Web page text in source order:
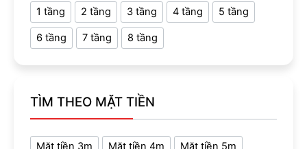
1 tầng 2 tầng 3 tầng 4 tầng 5 tầng
6 tầng 7 tầng 8 tầng
TÌM THEO MẶT TIỀN
Mặt tiền 3m Mặt tiền 4m Mặt tiền 5m